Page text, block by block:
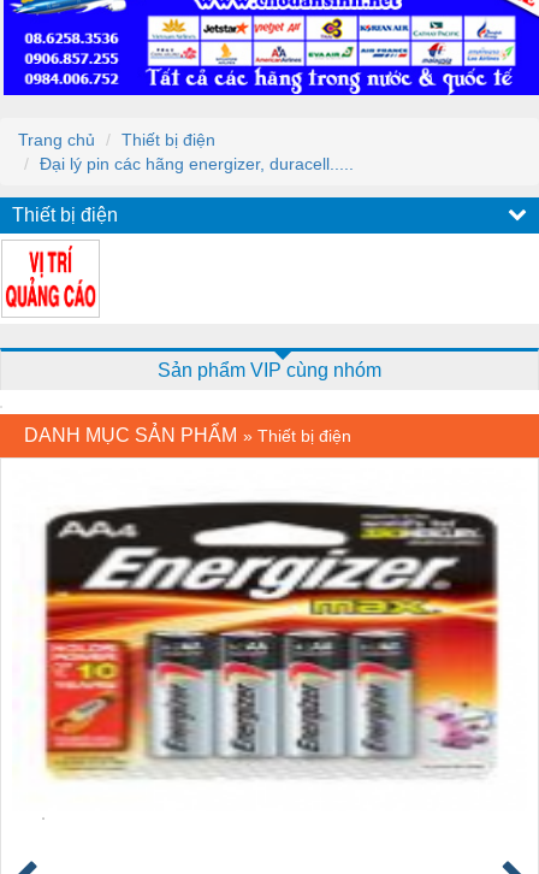
Trang chủ
Thiết bị điện
Đại lý pin các hãng energizer, duracell.....
Thiết bị điện
Sản phẩm VIP cùng nhóm
DANH MỤC SẢN PHẨM » Thiết bị điện